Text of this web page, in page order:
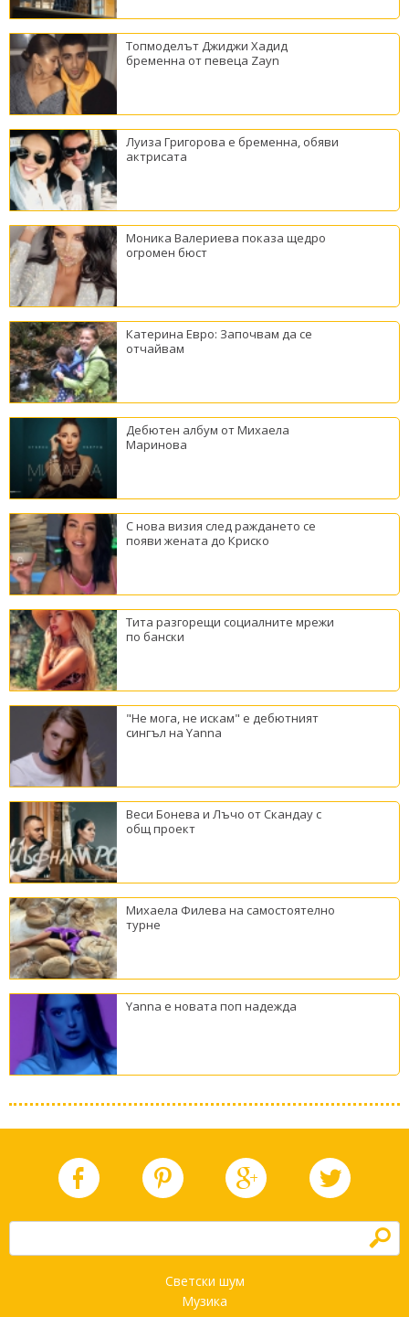
Топмоделът Джиджи Хадид
бременна от певеца Zayn
Луиза Григорова е бременна, обяви
актрисата
Моника Валериева показа щедро
огромен бюст
Катерина Евро: Започвам да се
отчайвам
Дебютен албум от Михаела
Маринова
С нова визия след раждането се
появи жената до Криско
Тита разгорещи социалните мрежи
по бански
"Не мога, не искам" е дебютният
сингъл на Yanna
Веси Бонева и Лъчо от Скандау с
общ проект
Михаела Филева на самостоятелно
турне
Yanna е новата поп надежда
h
Светски шум
Музика